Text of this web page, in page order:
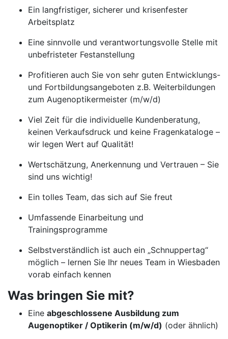
Ein langfristiger, sicherer und krisenfester
Arbeitsplatz
Eine sinnvolle und verantwortungsvolle Stelle mit
unbefristeter Festanstellung
Profitieren auch Sie von sehr guten Entwicklungs-
und Fortbildungsangeboten z.B. Weiterbildungen
zum Augenoptikermeister (m/w/d)
Viel Zeit für die individuelle Kundenberatung,
keinen Verkaufsdruck und keine Fragenkataloge –
wir legen Wert auf Qualität!
Wertschätzung, Anerkennung und Vertrauen – Sie
sind uns wichtig!
Ein tolles Team, das sich auf Sie freut
Umfassende Einarbeitung und
Trainingsprogramme
Selbstverständlich ist auch ein „Schnuppertag“
möglich – lernen Sie Ihr neues Team in Wiesbaden
vorab einfach kennen
Was bringen Sie mit?
Eine abgeschlossene Ausbildung zum
Augenoptiker / Optikerin (m/w/d) (oder ähnlich)